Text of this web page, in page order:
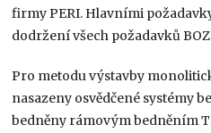
firmy PERI. Hlavními
dodržení všech požadavků
Pro metodu výstavby
nasazeny osvědčené systémy
bedněny rámovým bedněním